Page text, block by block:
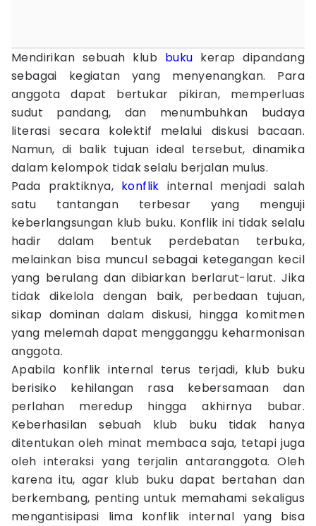
Mendirikan sebuah klub buku kerap dipandang
sebagai kegiatan yang menyenangkan. Para
anggota dapat bertukar pikiran, memperluas
sudut pandang, dan menumbuhkan budaya
literasi secara kolektif melalui diskusi bacaan.
Namun, di balik tujuan ideal tersebut, dinamika
dalam kelompok tidak selalu berjalan mulus.
Pada praktiknya, konflik internal menjadi salah
satu tantangan terbesar yang menguji
keberlangsungan klub buku. Konflik ini tidak selalu
hadir dalam bentuk perdebatan terbuka,
melainkan bisa muncul sebagai ketegangan kecil
yang berulang dan dibiarkan berlarut-larut. Jika
tidak dikelola dengan baik, perbedaan tujuan,
sikap dominan dalam diskusi, hingga komitmen
yang melemah dapat mengganggu keharmonisan
anggota.
Apabila konflik internal terus terjadi, klub buku
berisiko kehilangan rasa kebersamaan dan
perlahan meredup hingga akhirnya bubar.
Keberhasilan sebuah klub buku tidak hanya
ditentukan oleh minat membaca saja, tetapi juga
oleh interaksi yang terjalin antaranggota. Oleh
karena itu, agar klub buku dapat bertahan dan
berkembang, penting untuk memahami sekaligus
mengantisipasi lima konflik internal yang bisa